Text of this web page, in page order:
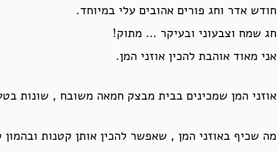
חודש אדר וחג פורים אהובים עלי במיוחד.
חג שמח וצבעוני ובעיקר … מתוק!
אני מאוד אוהבת להכין אוזני המן.
אוזני המן שמכינים בבית מבצק חמאה משובח , שונות
מה שכיף באוזני המן , שאפשר להכין אותן קטנות